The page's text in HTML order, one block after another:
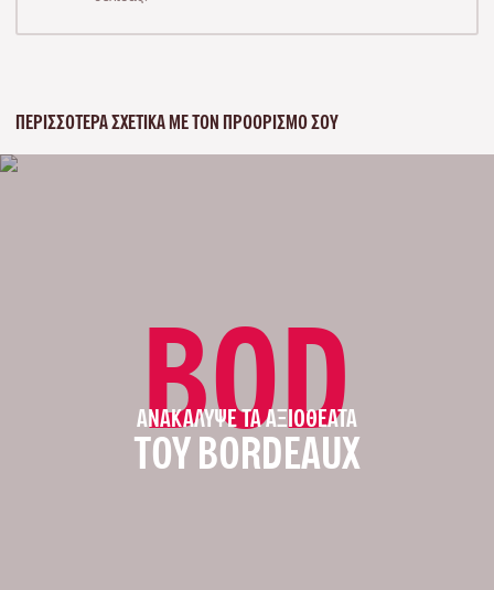
ΠΕΡΙΣΣΌΤΕΡΑ ΣΧΕΤΙΚΆ ΜΕ ΤΟΝ ΠΡΟΟΡΙΣΜΌ ΣΟΥ
BOD
ΑΝΑΚΆΛΥΨΕ ΤΑ ΑΞΙΟΘΈΑΤΑ
ΤΟΥ BORDEAUX